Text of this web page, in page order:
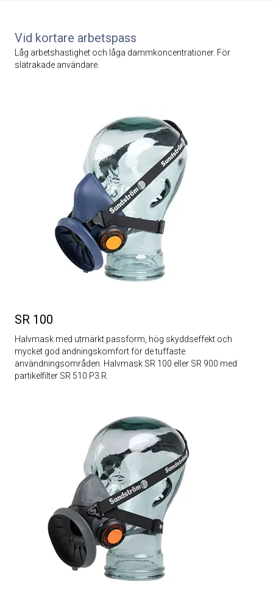
Vid kortare arbetspass
Låg arbetshastighet och låga dammkoncentrationer. För
slätrakade användare.
SR 100
Halvmask med utmärkt passform, hög skyddseffekt och
mycket god andningskomfort för de tuffaste
användningsområden. Halvmask SR 100 eller SR 900 med
partikelfilter SR 510 P3 R.